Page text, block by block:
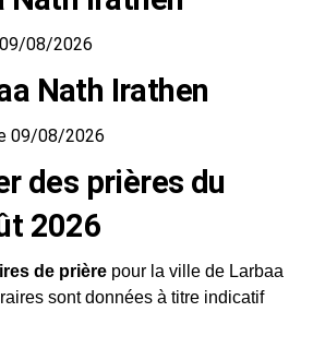
08/2026
Nath Irathen
09/08/2026
des prières du
2026
de prière pour la ville de Larbaa
sont données à titre indicatif